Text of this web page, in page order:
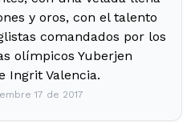
y oros, con el talento
comandados por los
olímpicos Yuberjen
Ingrit Valencia.
17 de 2017